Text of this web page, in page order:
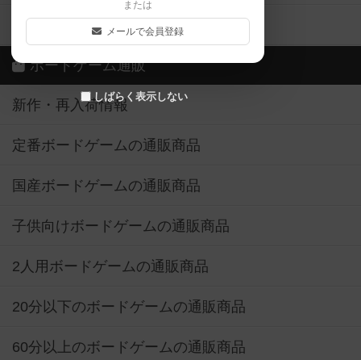
または
メールで会員登録
しばらく表示しない
ボドゲーマご利用案内
ボードゲーム通販
新作・再入荷情報
定番ボードゲームの通販商品
国産ボードゲームの通販商品
子供向けボードゲームの通販商品
2人用ボードゲームの通販商品
20分以下のボードゲームの通販商品
60分以上のボードゲームの通販商品